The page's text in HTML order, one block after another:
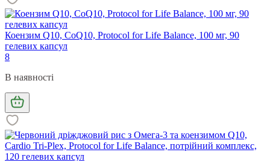
Коензим Q10, CoQ10, Protocol for Life Balance, 100 мг, 90
гелевих капсул
8
В наявності